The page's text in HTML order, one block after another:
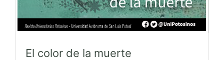
El color de la muerte